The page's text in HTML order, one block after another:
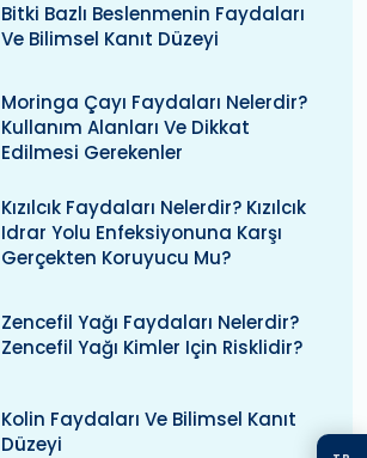
Bitki Bazlı Beslenmenin Faydaları
Ve Bilimsel Kanıt Düzeyi
Moringa Çayı Faydaları Nelerdir?
Kullanım Alanları Ve Dikkat
Edilmesi Gerekenler
Kızılcık Faydaları Nelerdir? Kızılcık
Idrar Yolu Enfeksiyonuna Karşı
Gerçekten Koruyucu Mu?
Zencefil Yağı Faydaları Nelerdir?
Zencefil Yağı Kimler Için Risklidir?
Kolin Faydaları Ve Bilimsel Kanıt
Düzeyi